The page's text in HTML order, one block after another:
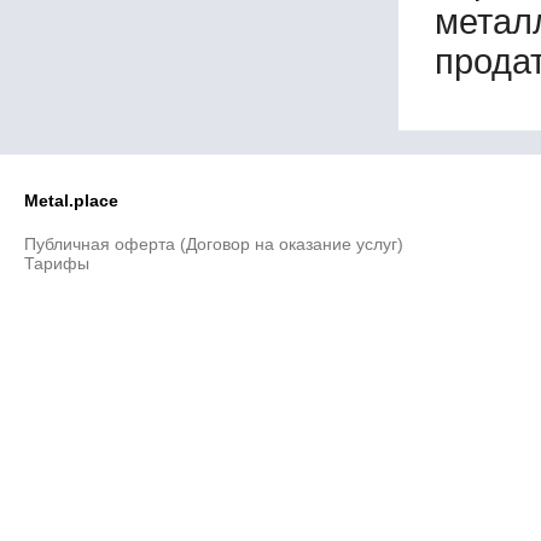
Metal.place
Публичная оферта (Договор на оказание услуг)
Тарифы